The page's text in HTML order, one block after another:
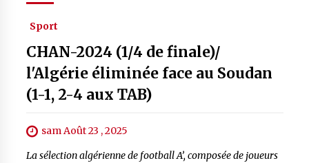
Sport
CHAN-2024 (1/4 de finale)/
l'Algérie éliminée face au Soudan
(1-1, 2-4 aux TAB)
sam Août 23 , 2025
La sélection algérienne de football A’, composée de joueurs